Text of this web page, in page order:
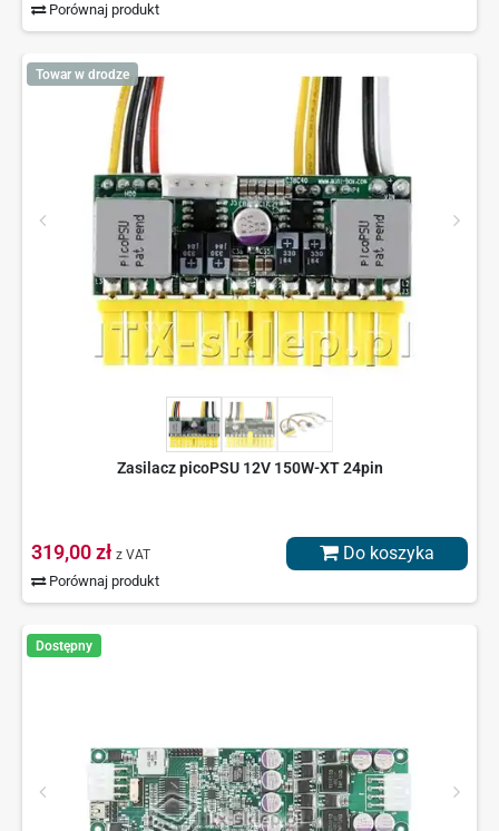
Porównaj produkt
Towar w drodze
Zasilacz picoPSU 12V 150W-XT 24pin
319,00 zł z VAT
Porównaj produkt
Do koszyka
Dostępny